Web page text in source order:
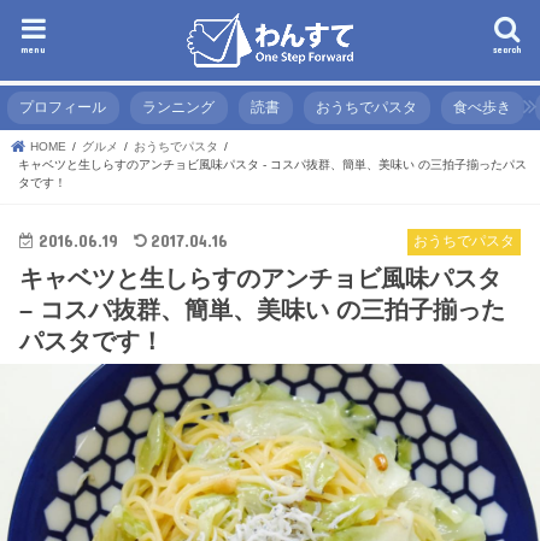
search
menu
プロフィール ランニング 読書 おうちでパスタ 食べ歩き
HOME グルメ
おうちでパスタ
キャベツと生しらすのアンチョビ風味パスタ - コスパ抜群、簡単、美味い の三拍子揃ったパス
タです！
おうちでパスタ
2016.06.19 2017.04.16
キャベツと生しらすのアンチョビ風味パスタ
– コスパ抜群、簡単、美味い の三拍子揃った
パスタです！